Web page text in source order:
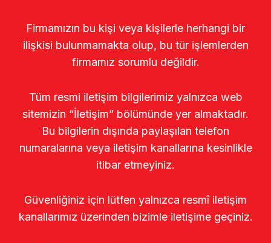
Firmamızın bu kişi veya kişilerle herhangi bir
ilişkisi bulunmamakta olup, bu tür işlemlerden
firmamız sorumlu değildir.
Tüm resmi iletişim bilgilerimiz yalnızca web
sitemizin “İletişim” bölümünde yer almaktadır.
Bu bilgilerin dışında paylaşılan telefon
numaralarına veya iletişim kanallarına kesinlikle
itibar etmeyiniz.
Güvenliğiniz için lütfen yalnızca resmî iletişim
kanallarımız üzerinden bizimle iletişime geçiniz.